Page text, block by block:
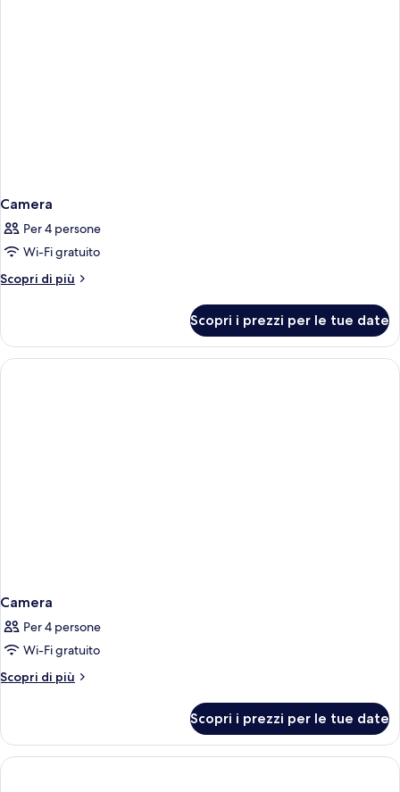
Camera
Per 4 persone
Wi-Fi gratuito
Scopri di più
Altri
Scopri i prezzi per le tue date
Camera
Per 4 persone
Wi-Fi gratuito
Scopri di più
Altri
Scopri i prezzi per le tue date